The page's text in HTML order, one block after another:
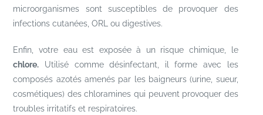
microorganismes sont susceptibles de provoquer des
infections cutanées, ORL ou digestives.
Enfin, votre eau est exposée à un risque chimique, le
chlore. Utilisé comme désinfectant, il forme avec les
composés azotés amenés par les baigneurs (urine, sueur,
cosmétiques) des chloramines qui peuvent provoquer des
troubles irritatifs et respiratoires.